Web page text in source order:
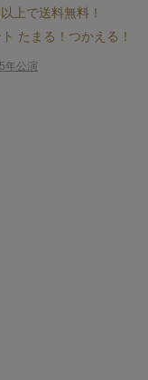
上で送料無料！
たまる！つかえる！
年公演